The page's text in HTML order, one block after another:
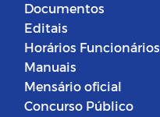
Documentos
Editais
Horários Funcionários
Manuais
Mensário oficial
Concurso Público